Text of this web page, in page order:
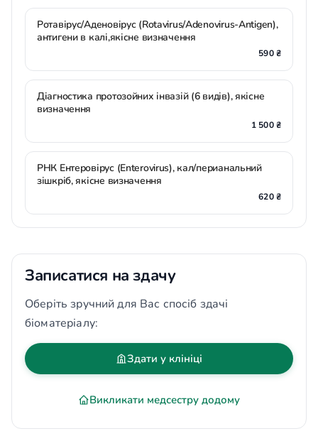
Ротавірус/Аденовірус (Rotavirus/Adenovirus-Antigen),
антигени в калі,якісне визначення
590 ₴
Діагностика протозойних інвазій (6 видів), якісне
визначення
1 500 ₴
РНК Ентеровірус (Enterovirus), кал/перианальний
зішкріб, якісне визначення
620 ₴
Записатися на здачу
Оберіть зручний для Вас спосіб здачі
біоматеріалу:
Здати у клініці
Викликати медсестру додому